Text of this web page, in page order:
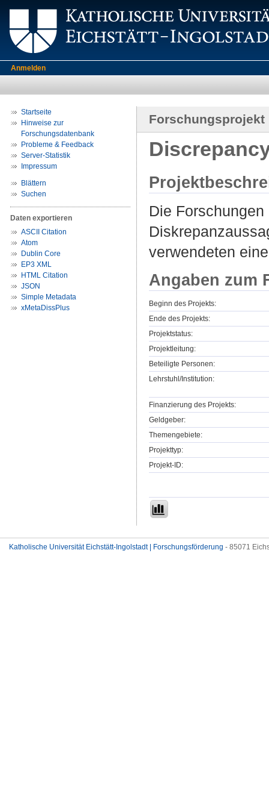
Anmelden
Startseite
Hinweise zur
Forschungsdatenbank
Probleme & Feedback
Server-Statistik
Impressum
Blättern
Suchen
Daten exportieren
ASCII Citation
Atom
Dublin Core
EP3 XML
HTML Citation
JSON
Simple Metadata
xMetaDissPlus
Forschungsprojekt
Die
verwendeten
Angaben zum
Beginn des Projekts:
Ende des Projekts:
Projektstatus:
Projektleitung:
Beteiligte Personen:
Lehrstuhl/Institution:
Finanzierung des Projekts:
Geldgeber:
Themengebiete:
Projekttyp:
Projekt-ID:
Katholische Universität Eichstätt-Ingolstadt | Forschungsförderung - 85071